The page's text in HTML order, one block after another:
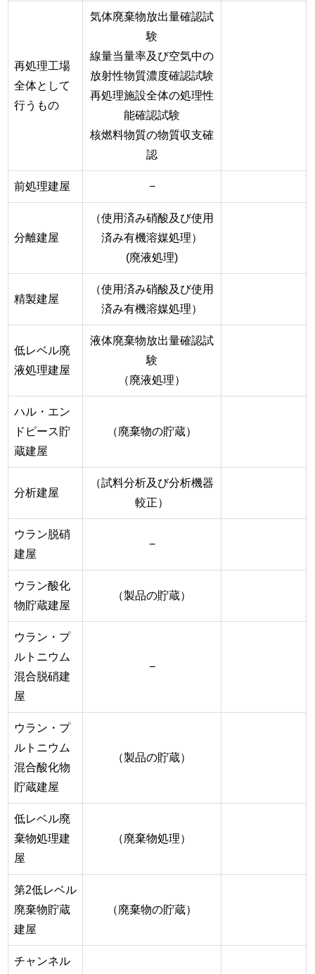
再処理工場
全体として
行うもの
気体廃棄物放出量確認試
験
線量当量率及び空気中の
放射性物質濃度確認試験
再処理施設全体の処理性
能確認試験
核燃料物質の物質収支確
認
前処理建屋 −
分離建屋
（使用済み硝酸及び使用
済み有機溶媒処理）
(廃液処理)
精製建屋
（使用済み硝酸及び使用
済み有機溶媒処理）
低レベル廃
液処理建屋
液体廃棄物放出量確認試
験
（廃液処理）
ハル・エン
ドピース貯
蔵建屋
（廃棄物の貯蔵）
分析建屋
（試料分析及び分析機器
較正）
ウラン脱硝
建屋
−
ウラン酸化
物貯蔵建屋
（製品の貯蔵）
ウラン・プ
ルトニウム
混合脱硝建
屋
−
ウラン・プ
ルトニウム
混合酸化物
貯蔵建屋
（製品の貯蔵）
低レベル廃
棄物処理建
屋
（廃棄物処理）
第2低レベル
廃棄物貯蔵
建屋
（廃棄物の貯蔵）
チャンネル